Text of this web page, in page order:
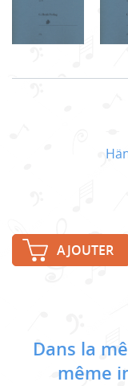
AJOUTER
Dans la
même